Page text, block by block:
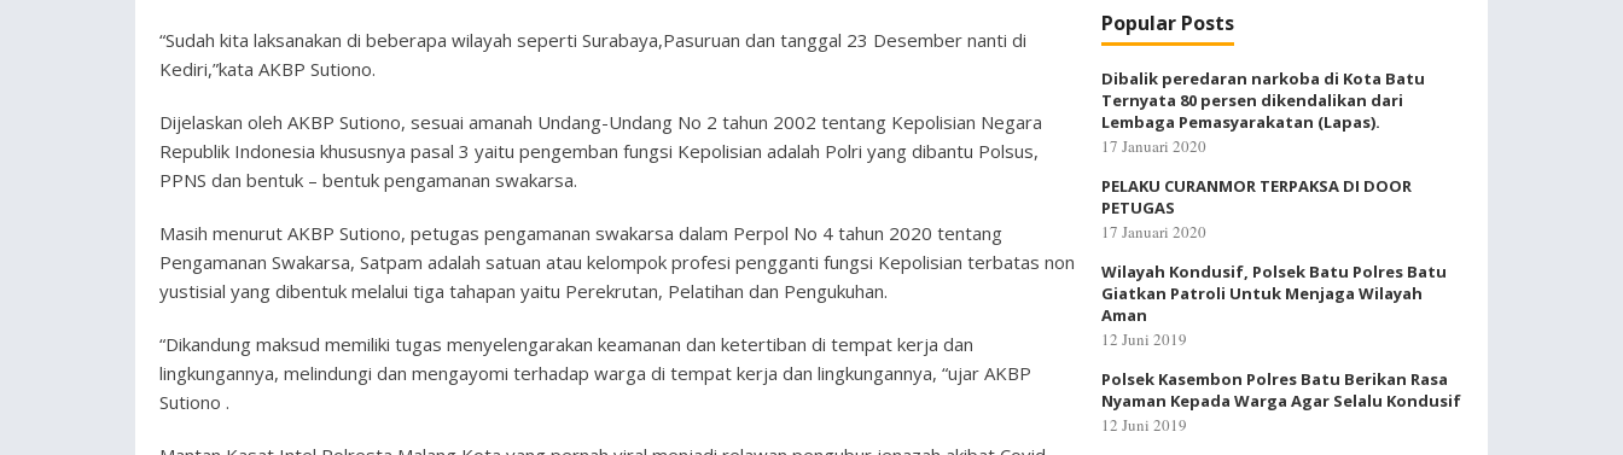
“Sudah kita laksanakan di beberapa wilayah seperti Surabaya,Pasuruan dan tanggal 23 Desember nanti di
Kediri,”kata AKBP Sutiono.
Dijelaskan oleh AKBP Sutiono, sesuai amanah Undang-Undang No 2 tahun 2002 tentang Kepolisian Negara
Republik Indonesia khususnya pasal 3 yaitu pengemban fungsi Kepolisian adalah Polri yang dibantu Polsus,
PPNS dan bentuk – bentuk pengamanan swakarsa.
Masih menurut AKBP Sutiono, petugas pengamanan swakarsa dalam Perpol No 4 tahun 2020 tentang
Pengamanan Swakarsa, Satpam adalah satuan atau kelompok profesi pengganti fungsi Kepolisian terbatas non
yustisial yang dibentuk melalui tiga tahapan yaitu Perekrutan, Pelatihan dan Pengukuhan.
“Dikandung maksud memiliki tugas menyelengarakan keamanan dan ketertiban di tempat kerja dan
lingkungannya, melindungi dan mengayomi terhadap warga di tempat kerja dan lingkungannya, “ujar AKBP
Sutiono .
Popular Posts
Dibalik peredaran narkoba di Kota Batu
Ternyata 80 persen dikendalikan dari
Lembaga Pemasyarakatan (Lapas).
17 Januari 2020
PELAKU CURANMOR TERPAKSA DI DOOR
PETUGAS
17 Januari 2020
Wilayah Kondusif, Polsek Batu Polres Batu
Giatkan Patroli Untuk Menjaga Wilayah
Aman
12 Juni 2019
Polsek Kasembon Polres Batu Berikan Rasa
Nyaman Kepada Warga Agar Selalu Kondusif
12 Juni 2019